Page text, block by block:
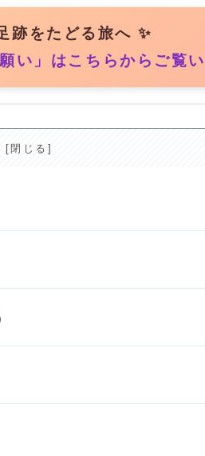
跡をたどる旅へ ✨
い」はこちらからご覧